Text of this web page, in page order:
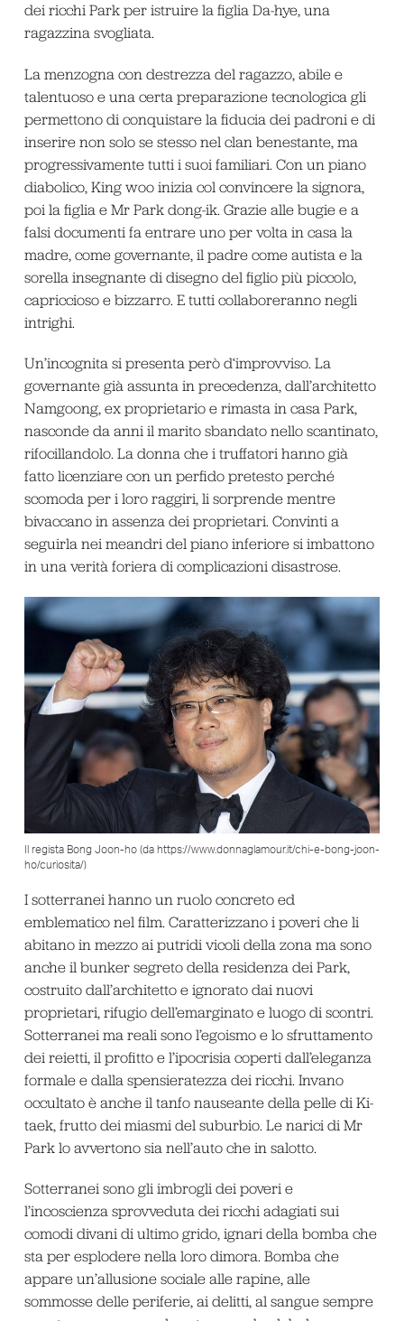
dei ricchi Park per istruire la figlia Da-hye, una
ragazzina svogliata.
La menzogna con destrezza del ragazzo, abile e
talentuoso e una certa preparazione tecnologica gli
permettono di conquistare la fiducia dei padroni e di
inserire non solo se stesso nel clan benestante, ma
progressivamente tutti i suoi familiari. Con un piano
diabolico, King woo inizia col convincere la signora,
poi la figlia e Mr Park dong-ik. Grazie alle bugie e a
falsi documenti fa entrare uno per volta in casa la
madre, come governante, il padre come autista e la
sorella insegnante di disegno del figlio più piccolo,
capriccioso e bizzarro. E tutti collaboreranno negli
intrighi.
Un’incognita si presenta però d‘improvviso. La
governante già assunta in precedenza, dall’architetto
Namgoong, ex proprietario e rimasta in casa Park,
nasconde da anni il marito sbandato nello scantinato,
rifocillandolo. La donna che i truffatori hanno già
fatto licenziare con un perfido pretesto perché
scomoda per i loro raggiri, li sorprende mentre
bivaccano in assenza dei proprietari. Convinti a
seguirla nei meandri del piano inferiore si imbattono
in una verità foriera di complicazioni disastrose.
Il regista Bong Joon-ho (da https://www.donnaglamour.it/chi-e-bong-joon-
ho/curiosita/)
I sotterranei hanno un ruolo concreto ed
emblematico nel film. Caratterizzano i poveri che li
abitano in mezzo ai putridi vicoli della zona ma sono
anche il bunker segreto della residenza dei Park,
costruito dall’architetto e ignorato dai nuovi
proprietari, rifugio dell’emarginato e luogo di scontri.
Sotterranei ma reali sono l’egoismo e lo sfruttamento
dei reietti, il profitto e l’ipocrisia coperti dall’eleganza
formale e dalla spensieratezza dei ricchi. Invano
occultato è anche il tanfo nauseante della pelle di Ki-
taek, frutto dei miasmi del suburbio. Le narici di Mr
Park lo avvertono sia nell’auto che in salotto.
Sotterranei sono gli imbrogli dei poveri e
l’incoscienza sprovveduta dei ricchi adagiati sui
comodi divani di ultimo grido, ignari della bomba che
sta per esplodere nella loro dimora. Bomba che
appare un’allusione sociale alle rapine, alle
sommosse delle periferie, ai delitti, al sangue sempre